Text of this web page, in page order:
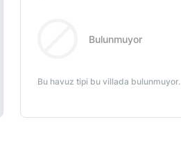
Bulunmuyor
Bu havuz tipi bu villada bulunmuyor.